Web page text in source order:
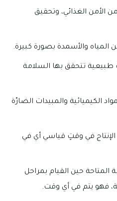
الأمن الغذائي، وتحقيق
المياه والأسمدة بصورة كبيرة.
طبيعية تتحقق بها السلامة
الكيميائية والمبيدات الضارّة
في وقتٍ قياسي أي في
المتاحة حين القيام بمراحل
فهو يتم في أي وقت.